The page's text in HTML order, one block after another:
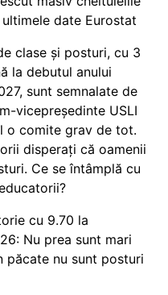
date Eurostat
clase și posturi, cu 3
la debutul anului
sunt semnalate de
vicepreședinte USLI
o comite grav de tot.
disperați că oamenii
Ce se întâmplă cu
cu 9.70 la
Nu prea sunt mari
păcate nu sunt posturi